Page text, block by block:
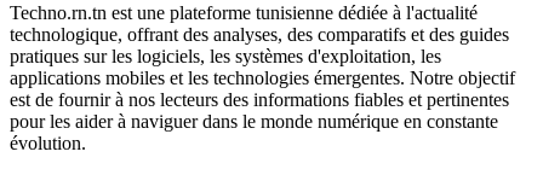
Techno.rn.tn est une plateforme tunisienne dédiée à l'actualité
technologique, offrant des analyses, des comparatifs et des guides
pratiques sur les logiciels, les systèmes d'exploitation, les
applications mobiles et les technologies émergentes. Notre objectif
est de fournir à nos lecteurs des informations fiables et pertinentes
pour les aider à naviguer dans le monde numérique en constante
évolution.